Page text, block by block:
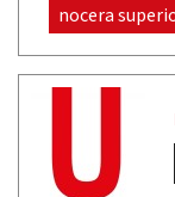
nocera